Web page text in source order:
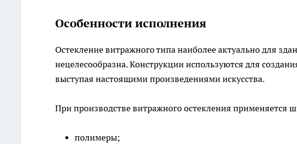
Особенности исполнения
Остекление витражного типа наиболее актуально для
нецелесообразна. Конструкции используются для
выступая настоящими произведениями искусства.
При производстве витражного остекления применяется
полимеры;